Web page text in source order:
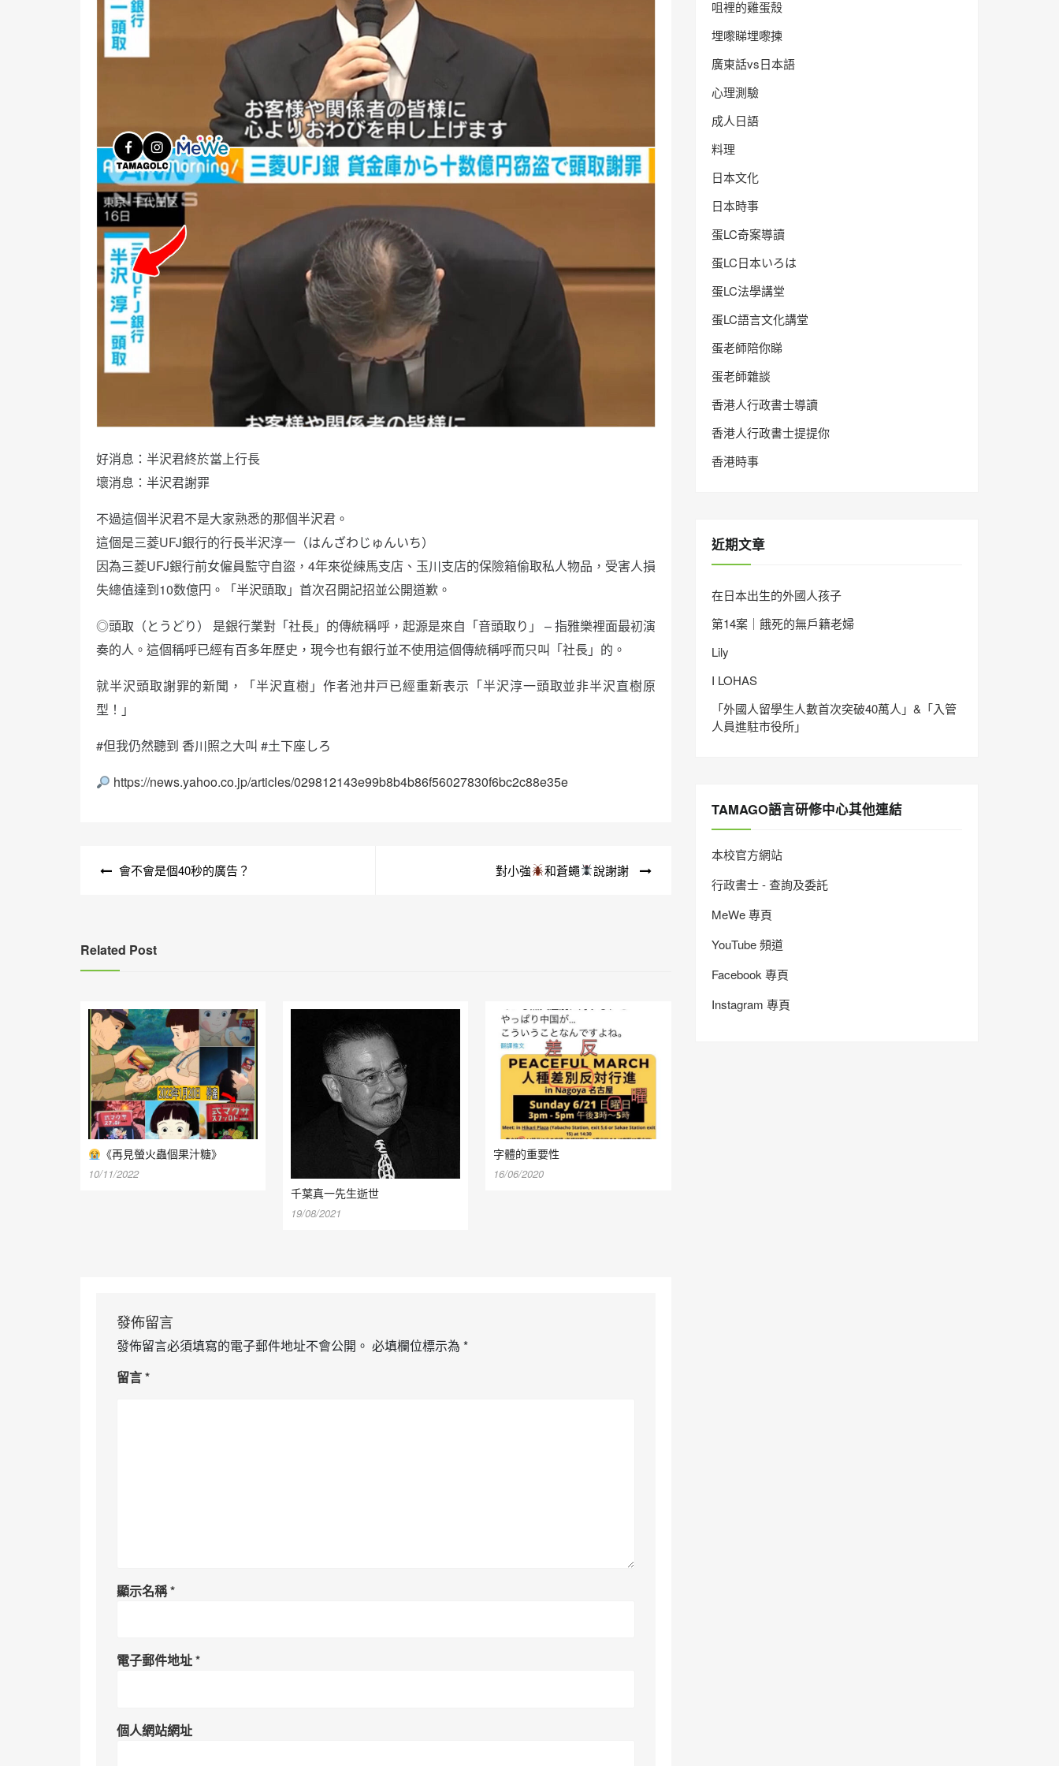
好消息：半沢君終於當上行長
壞消息：半沢君謝罪
不過這個半沢君不是大家熟悉的那個半沢君。
這個是三菱UFJ銀行的行長半沢淳一（はんざわじゅんいち）
因為三菱UFJ銀行前女僱員監守自盜，4年來從練馬支店、玉川支店的保險箱偷取私人物品，受害人損
失總值達到10数億円。「半沢頭取」首次召開記招並公開道歉。
◎頭取（とうどり） 是銀行業對「社長」的傳統稱呼，起源是來自「音頭取り」 – 指雅樂裡面最初演
奏的人。這個稱呼已經有百多年歷史，現今也有銀行並不使用這個傳統稱呼而只叫「社長」的。
就半沢頭取謝罪的新聞，「半沢直樹」作者池井戸已經重新表示「半沢淳一頭取並非半沢直樹原
型！」
#但我仍然聽到 香川照之大叫 #土下座しろ
https://news.yahoo.co.jp/articles/029812143e99b8b4b86f56027830f6bc2c88e35e
會不會是個40秒的廣告？ 對小強 和蒼蠅 說謝謝
Related Post
《再見螢火蟲個果汁糖》
10/11/2022
千葉真一先生逝世
19/08/2021
字體的重要性
16/06/2020
發佈留言
發佈留言必須填寫的電子郵件地址不會公開。 必填欄位標示為 *
留言*
顯示名稱*
電子郵件地址*
個人網站網址
咀裡的雞蛋殼
埋嚟睇埋嚟揀
廣東話vs日本語
心理測驗
成人日語
料理
日本文化
日本時事
蛋LC奇案導讀
蛋LC日本いろは
蛋LC法學講堂
蛋LC語言文化講堂
蛋老師陪你睇
蛋老師雜談
香港人行政書士導讀
香港人行政書士提提你
香港時事
近期文章
在日本出生的外國人孩子
第14案｜餓死的無戶籍老婦
Lily
I LOHAS
「外國人留學生人數首次突破40萬人」&「入管
人員進駐市役所」
TAMAGO語言研修中心其他連結
本校官方網站
行政書士 - 查詢及委託
MeWe 專頁
YouTube 頻道
Facebook 專頁
Instagram 專頁